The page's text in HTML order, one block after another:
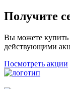
Получите
Вы можете купить
действующими
Посмотреть акции